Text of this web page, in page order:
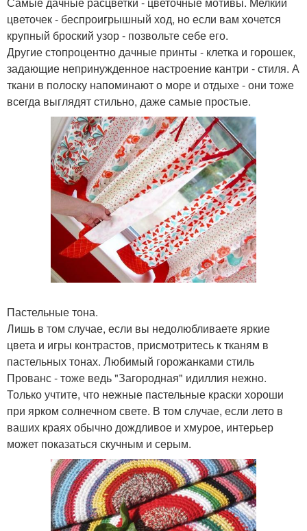
цветочек - беспроигрышный ход, но если вам хочется
крупный броский узор - позвольте себе его.
Другие стопроцентно дачные принты - клетка и горошек,
задающие непринужденное настроение кантри - стиля. А
ткани в полоску напоминают о море и отдыхе - они тоже
всегда выглядят стильно, даже самые простые.
Пастельные тона.
Лишь в том случае, если вы недолюбливаете яркие
цвета и игры контрастов, присмотритесь к тканям в
пастельных тонах. Любимый горожанками стиль
Прованс - тоже ведь "Загородная" идиллия нежно.
Только учтите, что нежные пастельные краски хороши
при ярком солнечном свете. В том случае, если лето в
ваших краях обычно дождливое и хмурое, интерьер
может показаться скучным и серым.